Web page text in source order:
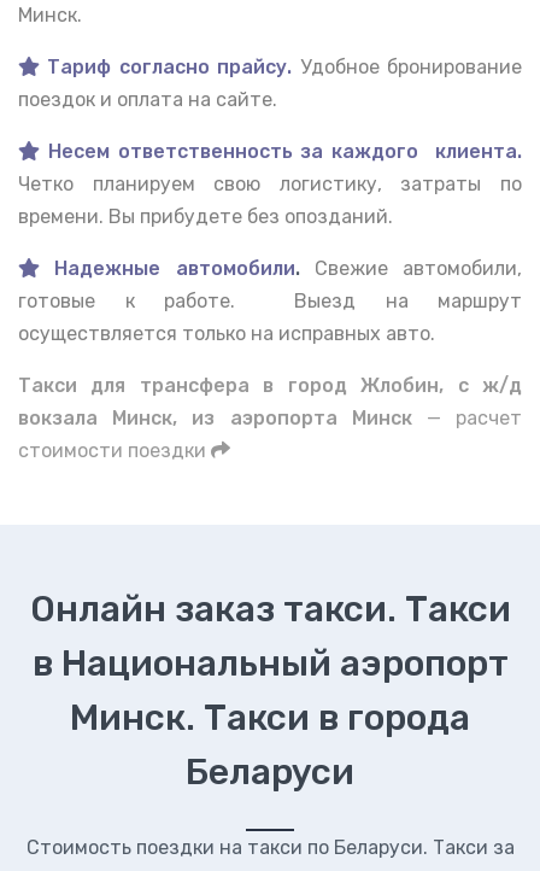
Минск.
Тариф согласно прайсу. Удобное бронирование
поездок и оплата на сайте.
Несем ответственность за каждого клиента.
Четко планируем свою логистику, затраты по
времени. Вы прибудете без опозданий.
Надежные автомобили. Свежие автомобили,
готовые к работе. Выезд на маршрут
осуществляется только на исправных авто.
Такси для трансфера в город Жлобин, с ж/д
вокзала Минск, из аэропорта Минск— расчет
стоимости поездки
Онлайн заказ такси. Такси
в Национальный аэропорт
Минск. Такси в города
Беларуси
Стоимость поездки на такси по Беларуси. Такси за